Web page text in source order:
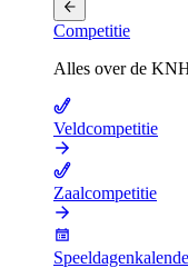
Competitie
Alles over de
Veldcompetitie
Zaalcompetitie